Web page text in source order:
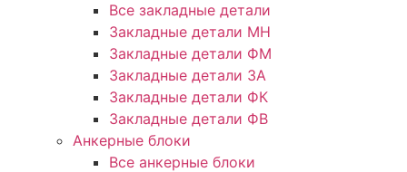
Все закладные детали
Закладные детали МН
Закладные детали ФМ
Закладные детали ЗА
Закладные детали ФК
Закладные детали ФВ
Анкерные блоки
Все анкерные блоки